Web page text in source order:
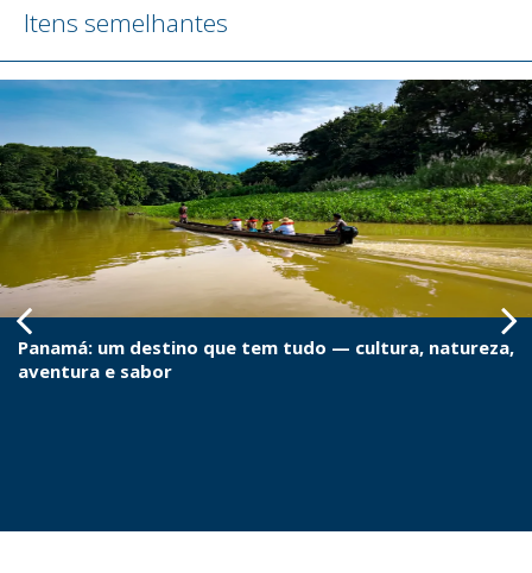
Itens semelhantes
Panamá: um destino que tem tudo — cultura, natureza,
aventura e sabor